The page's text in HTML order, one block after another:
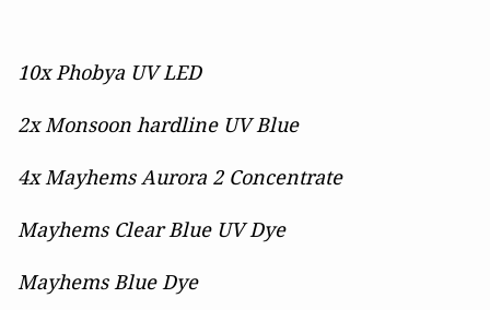
10x Phobya UV LED
2x Monsoon hardline UV Blue
4x Mayhems Aurora 2 Concentrate
Mayhems Clear Blue UV Dye
Mayhems Blue Dye